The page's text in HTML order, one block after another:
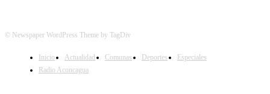
© Newspaper WordPress Theme by TagDiv
Inicio Actualidad Comunas Deportes
Especiales
Radio Aconcagua